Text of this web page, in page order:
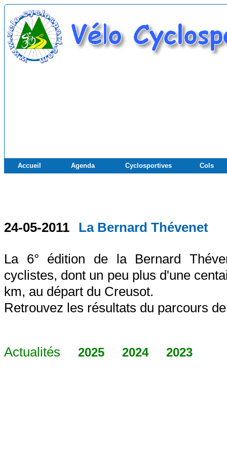
Accueil Agenda Cyclosportives Cols
24-05-2011 La Bernard Thévenet
La 6° édition de la Bernard
cyclistes, dont un peu plus d'une
km, au départ du Creusot.
Retrouvez les résultats du parcours
Actualités 2025 2024 2023